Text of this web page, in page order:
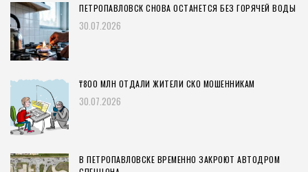
ПЕТРОПАВЛОВСК СНОВА ОСТАНЕТСЯ БЕЗ ГОРЯЧЕЙ ВОДЫ
30.07.2026
₸800 МЛН ОТДАЛИ ЖИТЕЛИ СКО МОШЕННИКАМ
30.07.2026
В ПЕТРОПАВЛОВСКЕ ВРЕМЕННО ЗАКРОЮТ АВТОДРОМ